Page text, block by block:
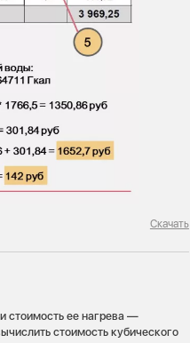
Скачать
стоимость ее нагрева —
стоимость кубического